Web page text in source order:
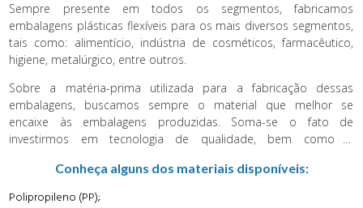
Sempre presente em todos os segmentos, fabricamos
embalagens plásticas flexíveis para os mais diversos segmentos,
tais como: alimentício, indústria de cosméticos, farmacêutico,
higiene, metalúrgico, entre outros.
Sobre a matéria-prima utilizada para a fabricação dessas
embalagens, buscamos sempre o material que melhor se
encaixe às embalagens produzidas. Soma-se o fato de
investirmos em tecnologia de qualidade, bem como o
resultado final será rápido, eficaz e de qualidade.
Conheça alguns dos materiais disponíveis:
Polipropileno (PP);